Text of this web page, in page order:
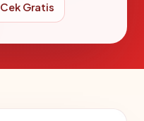
Cek Gratis